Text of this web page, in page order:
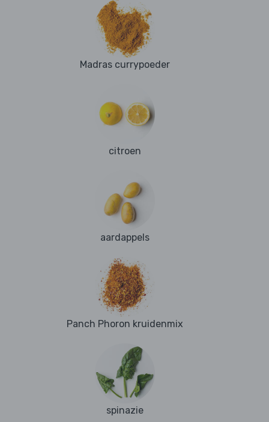
Madras currypoeder
citroen
aardappels
Panch Phoron kruidenmix
spinazie